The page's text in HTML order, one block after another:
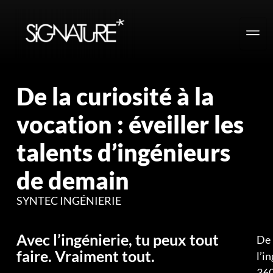
De la curiosité à la
vocation : éveiller les
talents d’ingénieurs
de demain
SYNTEC INGÉNIERIE
Avec l’ingénierie, tu peux tout
faire. Vraiment tout.
De